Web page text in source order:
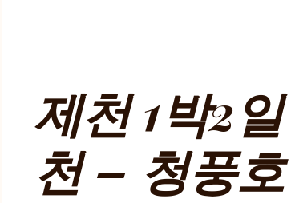
제천 1박2
천 – 청풍